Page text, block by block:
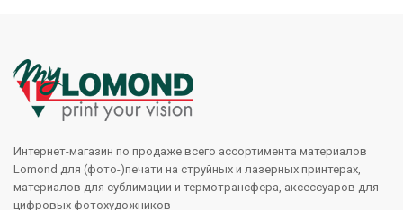
Интернет-магазин по продаже всего ассортимента материалов
Lomond для (фото-)печати на струйных и лазерных принтерах,
материалов для сублимации и термотрансфера, аксессуаров для
цифровых фотохудожников